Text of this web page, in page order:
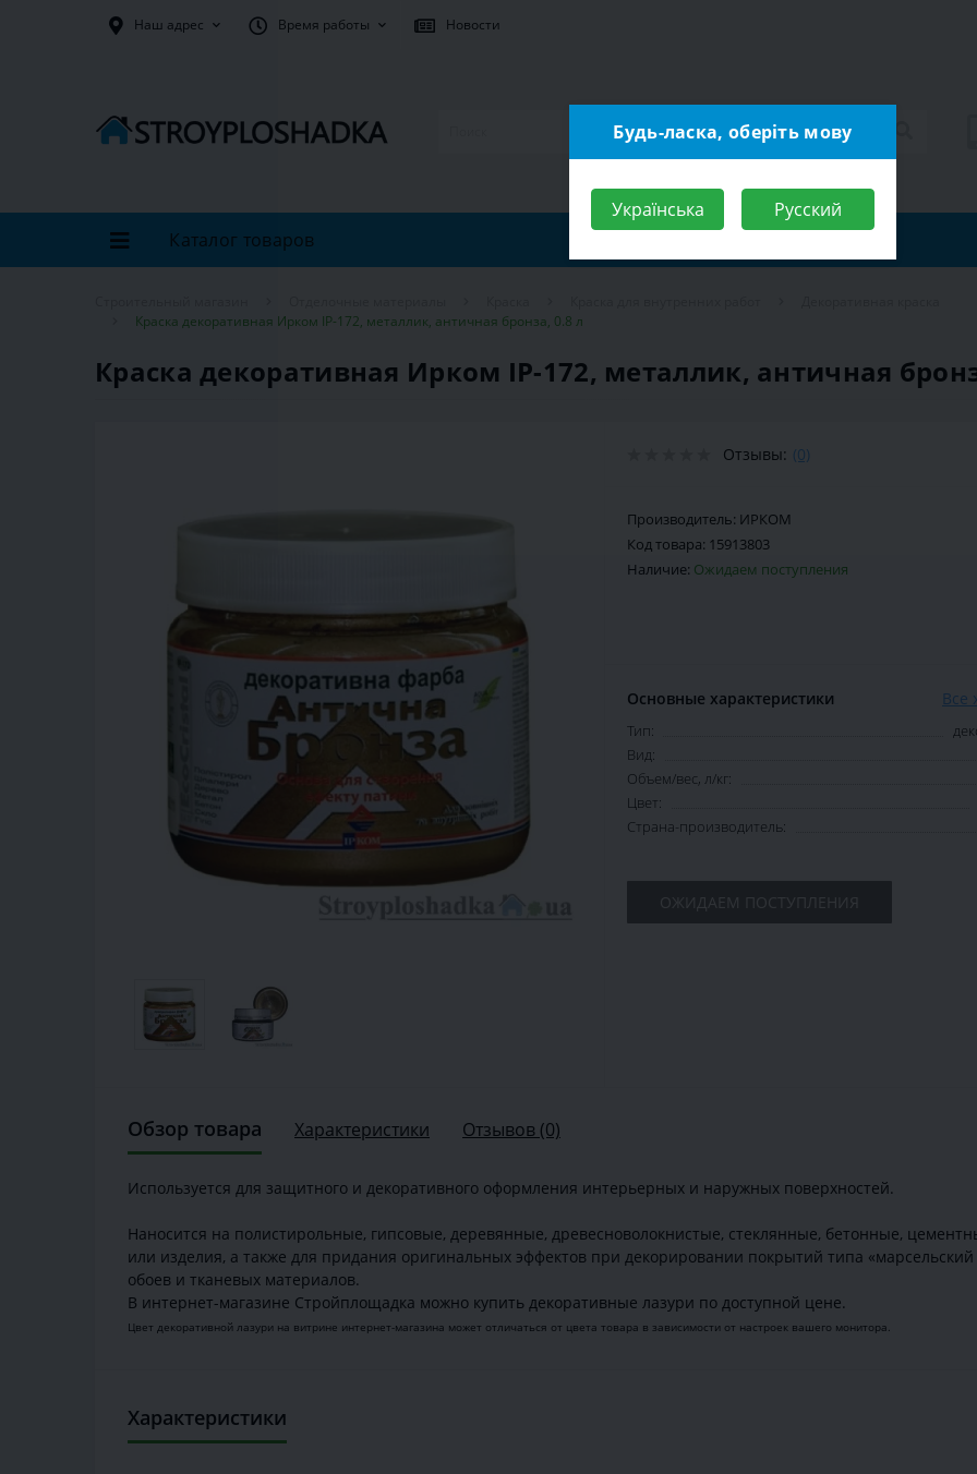
Наш адрес Время работы Новости
Каталог товаров
Краска декоративная Ирком IP-172, металлик, античная бронза, 0.8 л
Краска декоративная Ирком IP-172, металлик, античная
Отзывы: (0)
Производитель: ИРКОМ
Код товара: 15913803
Наличие: Ожидаем поступления
Основные характеристики Все
Тип:
Вид:
Объем/вес, л/кг:
Цвет:
Страна-производитель:
ОЖИДАЕМ ПОСТУПЛЕНИЯ
Обзор товара Характеристики Отзывов (0)
Используется для защитного и декоративного оформления интерьерных и наружных поверхностей.
Наносится на полистирольные, гипсовые, деревянные, древесноволокнистые, стеклянные, бетонные,
или изделия, а также для придания оригинальных эффектов при декорировании покрытий типа «марсельский
обоев и тканевых материалов.
В интернет-магазине Стройплощадка можно купить декоративные лазури по доступной цене.
Цвет декоративной лазури на витрине интернет-магазина может отличаться от цвета товара в зависимости от настроек вашего монитора.
Характеристики
Будь-ласка, оберіть мову
Українська Русский